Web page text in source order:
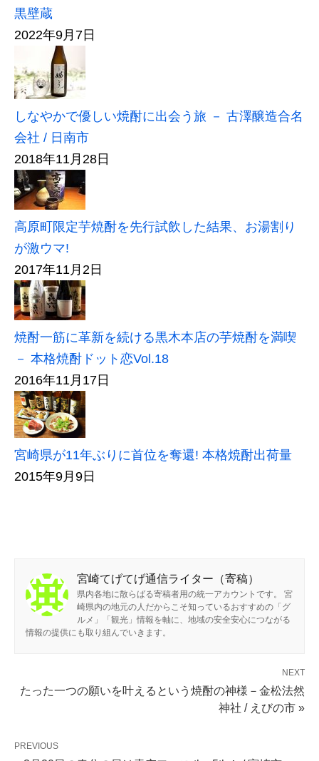
黒壁蔵
2022年9月7日
しなやかで優しい焼酎に出会う旅 － 古澤醸造合名
会社 / 日南市
2018年11月28日
高原町限定芋焼酎を先行試飲した結果、お湯割り
が激ウマ!
2017年11月2日
焼酎一筋に革新を続ける黒木本店の芋焼酎を満喫
－ 本格焼酎ドット恋Vol.18
2016年11月17日
宮崎県が11年ぶりに首位を奪還! 本格焼酎出荷量
2015年9月9日
宮崎てげてげ通信ライター（寄稿）
県内各地に散らばる寄稿者用の統一アカウントです。 宮
崎県内の地元の人だからこそ知っているおすすめの「グ
ルメ」「観光」情報を軸に、地域の安全安心につながる
情報の提供にも取り組んでいきます。
NEXT
たった一つの願いを叶えるという焼酎の神様－金松法然
神社 / えびの市 »
PREVIOUS